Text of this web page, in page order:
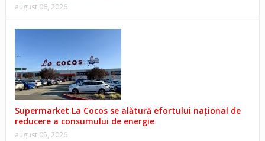
august 06, 2026
Supermarket La Cocos se alătură efortului național de
reducere a consumului de energie
august 05, 2026